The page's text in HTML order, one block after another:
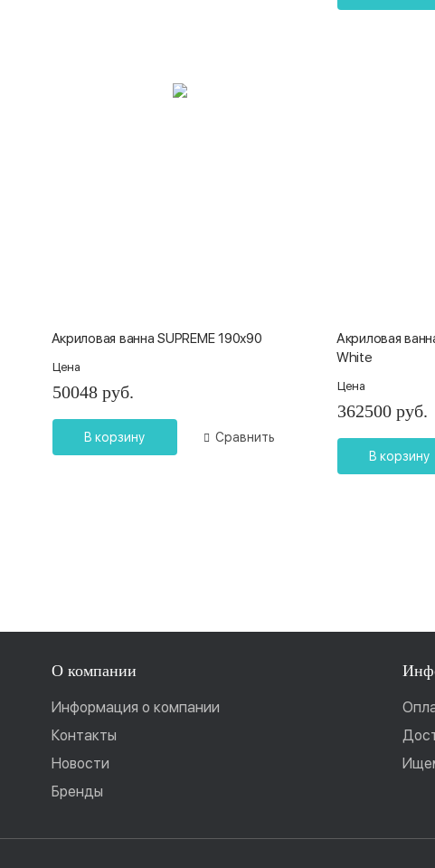
Акриловая ванна SUPREME 190х90
Цена
50048 руб.
В корзину Сравнить
Акриловая
White
Цена
362500 руб.
В корзину
О компании
Информация о компании
Контакты
Новости
Бренды